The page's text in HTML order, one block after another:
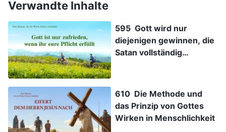
Verwandte Inhalte
595 Gott wird nur
diejenigen gewinnen, die
Satan vollständig
610 Die Methode und
das Prinzip von Gottes
Wirken in Menschlichkeit